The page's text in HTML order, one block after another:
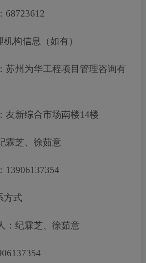
68723612
构信息（如有）
苏州为华工程项目管理咨询有
友新综合市场南楼14楼
霖芝、徐茹意
13906137354
方式
：纪霖芝、徐茹意